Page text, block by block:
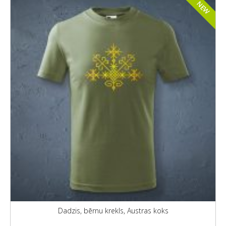
NEW
Dadzis, bērnu krekls, Austras koks